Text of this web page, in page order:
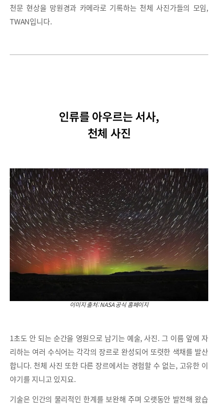
천문 현상을 망원경과 카메라로 기록하는 천체 사진가들의 모임,
TWAN입니다.
인류를 아우르는 서사,
천체 사진
이미지 출처: NASA 공식 홈페이지
1초도 안 되는 순간을 영원으로 남기는 예술, 사진. 그 이름 앞에 자
리하는 여러 수식어는 각각의 장르로 완성되어 또렷한 색채를 발산
합니다. 천체 사진 또한 다른 장르에서는 경험할 수 없는, 고유한 이
야기를 지니고 있지요.
기술은 인간의 물리적인 한계를 보완해 주며 오랫동안 발전해 왔습